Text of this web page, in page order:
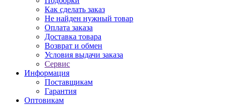
Как сделать заказ
Не найден нужный товар
Оплата заказа
Доставка товара
Возврат и обмен
Условия выдачи заказа
Сервис
Информация
Поставщикам
Гарантия
Оптовикам